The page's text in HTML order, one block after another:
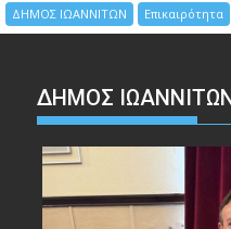
ΔΗΜΟΣ ΙΩΑΝΝΙΤΩΝ Επικαιρότητα
ΔΗΜΟΣ